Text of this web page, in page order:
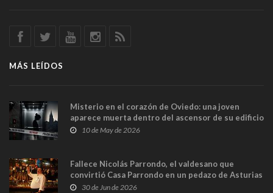
MÁS LEÍDOS
Misterio en el corazón de Oviedo: una joven
aparece muerta dentro del ascensor de su edificio
y las cámaras captan sus últimos minutos
10 de May de 2026
Fallece Nicolás Parrondo, el valdesano que
convirtió Casa Parrondo en un pedazo de Asturias
en Madrid
30 de Jun de 2026